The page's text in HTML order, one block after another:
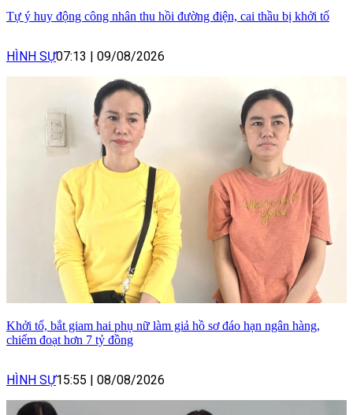
Tự ý huy động công nhân thu hồi đường điện, cai thầu bị khởi tố
HÌNH SỰ07:13 | 09/08/2026
Khởi tố, bắt giam hai phụ nữ làm giả hồ sơ đáo hạn ngân hàng,
chiếm đoạt hơn 7 tỷ đồng
HÌNH SỰ15:55 | 08/08/2026